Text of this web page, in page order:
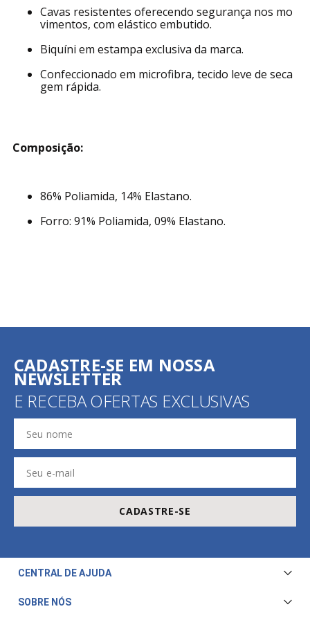
Cavas resistentes oferecendo segurança nos mo
vimentos, com elástico embutido.
Biquíni em estampa exclusiva da marca.
Confeccionado em microfibra, tecido leve de seca
gem rápida.
Composição:
86% Poliamida, 14% Elastano.
Forro: 91% Poliamida, 09% Elastano.
CADASTRE-SE EM NOSSA
NEWSLETTER
E RECEBA OFERTAS EXCLUSIVAS
CADASTRE-SE
CENTRAL DE AJUDA
Central de Atendimento
SOBRE NÓS